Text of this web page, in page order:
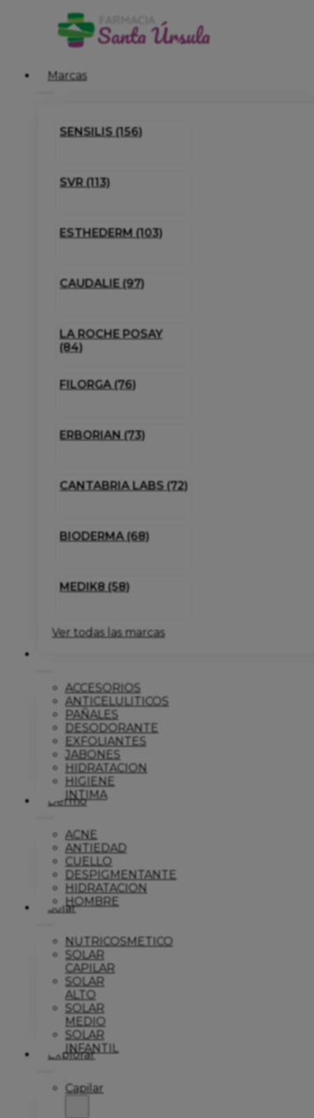
Marcas
SENSILIS (156)
SVR (113)
ESTHEDERM (103)
CAUDALIE (97)
LA ROCHE POSAY
(84)
FILORGA (76)
ERBORIAN (73)
CANTABRIA LABS (72)
BIODERMA (68)
MEDIK8 (58)
Ver todas las marcas
ACCESORIOS
ANTICELULITICOS
PAÑALES
DESODORANTE
EXFOLIANTES
JABONES
HIDRATACION
HIGIENE
INTIMA
Dermo
ACNE
ANTIEDAD
CUELLO
DESPIGMENTANTE
HIDRATACION
HOMBRE
Solar
NUTRICOSMETICO
SOLAR
CAPILAR
SOLAR
ALTO
SOLAR
MEDIO
SOLAR
INFANTIL
Explorar
Capilar